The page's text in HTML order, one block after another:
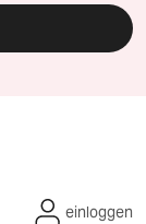
einloggen